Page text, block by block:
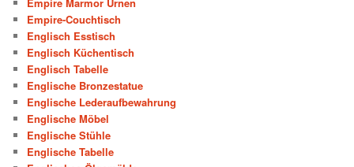
Empire-Couchtisch
Englisch Esstisch
Englisch Küchentisch
Englisch Tabelle
Englische Bronzestatue
Englische Lederaufbewahrung
Englische Möbel
Englische Stühle
Englische Tabelle